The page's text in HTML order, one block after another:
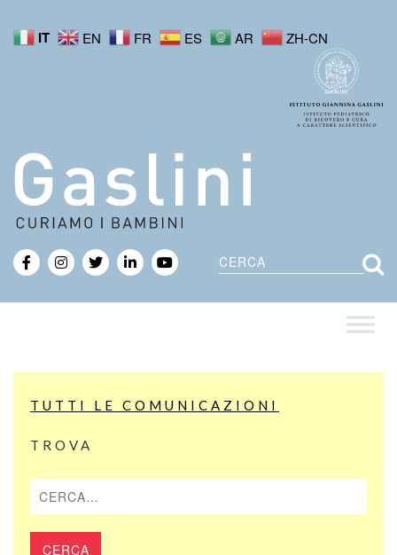
IT EN FR ES AR ZH-CN
Cerca
TUTTI LE COMUNICAZIONI
TROVA